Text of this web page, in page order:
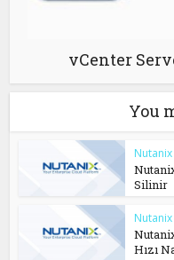
vCenter
You
Nutanix
Silinir
Nutanix
Hızı